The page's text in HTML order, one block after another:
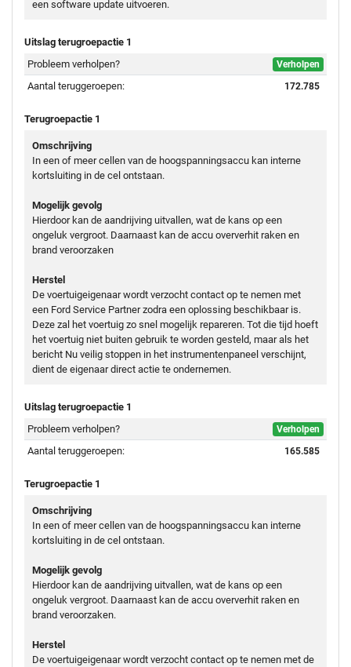
een software update uitvoeren.
Uitslag terugroepactie 1
Probleem verholpen?
Verholpen
Aantal teruggeroepen: 172.785
Terugroepactie 1
Omschrijving
In een of meer cellen van de hoogspanningsaccu kan interne
kortsluiting in de cel ontstaan.
Mogelijk gevolg
Hierdoor kan de aandrijving uitvallen, wat de kans op een
ongeluk vergroot. Daarnaast kan de accu oververhit raken en
brand veroorzaken
Herstel
De voertuigeigenaar wordt verzocht contact op te nemen met
een Ford Service Partner zodra een oplossing beschikbaar is.
Deze zal het voertuig zo snel mogelijk repareren. Tot die tijd hoeft
het voertuig niet buiten gebruik te worden gesteld, maar als het
bericht Nu veilig stoppen in het instrumentenpaneel verschijnt,
dient de eigenaar direct actie te ondernemen.
Uitslag terugroepactie 1
Probleem verholpen?
Verholpen
Aantal teruggeroepen: 165.585
Terugroepactie 1
Omschrijving
In een of meer cellen van de hoogspanningsaccu kan interne
kortsluiting in de cel ontstaan.
Mogelijk gevolg
Hierdoor kan de aandrijving uitvallen, wat de kans op een
ongeluk vergroot. Daarnaast kan de accu oververhit raken en
brand veroorzaken.
Herstel
De voertuigeigenaar wordt verzocht contact op te nemen met de